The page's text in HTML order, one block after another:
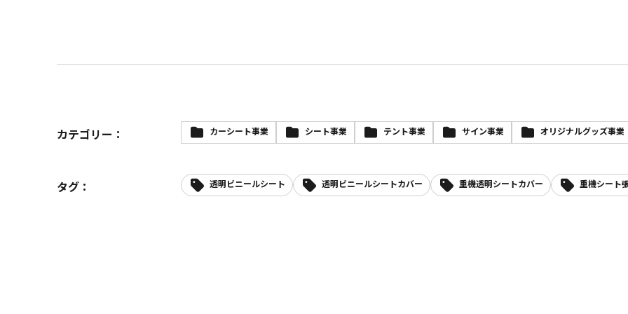
カテゴリー： カーシート事業 シート事業 テント事業 サイン事業 オリジナルグッズ事業
タグ： 透明ビニールシート 透明ビニールシートカバー 重機透明シートカバー 重機シート